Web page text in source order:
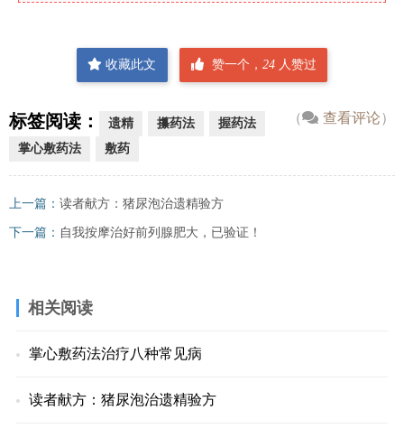
收藏此文 赞一个， 24 人赞过
（ 查看评论）
标签阅读： 遗精 攥药法
握药法
掌心敷药法
敷药
上一篇： 读者献方：猪尿泡治遗精验方
下一篇： 自我按摩治好前列腺肥大，已验证！
相关阅读
掌心敷药法治疗八种常见病
读者献方：猪尿泡治遗精验方